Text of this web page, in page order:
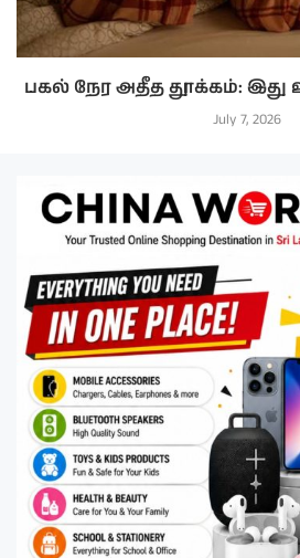
பகல் நேர அதீத தூக்கம்: இது
July 7, 2026